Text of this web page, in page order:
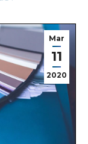
Mar
11
2020